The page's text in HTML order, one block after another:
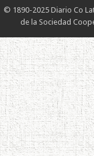
© 1890-2025 Diario Co
de la Sociedad